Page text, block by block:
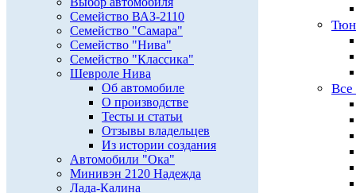
Семейство ВАЗ-2110
Семейство "Самара"
Семейство "Нива"
Семейство "Классика"
Шевроле Нива
Об автомобиле
О производстве
Тесты и статьи
Отзывы владельцев
Из истории создания
Автомобили "Ока"
Минивэн 2120 Надежда
Лада-Калина
Все